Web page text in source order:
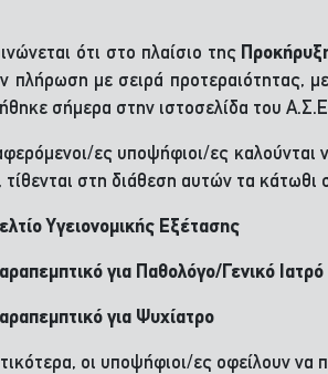
ότι στο πλαίσιο της
πλήρωση με σειρά προτεραιότητας,
σήμερα στην ιστοσελίδα του
ες υποψήφιοι/ες
τίθενται στη διάθεση αυτών τα κάτωθι
Υγειονομικής Εξέτασης
για Παθολόγο/Γενικό Ιατρό
για Ψυχίατρο
οι υποψήφιοι/ες οφείλουν να